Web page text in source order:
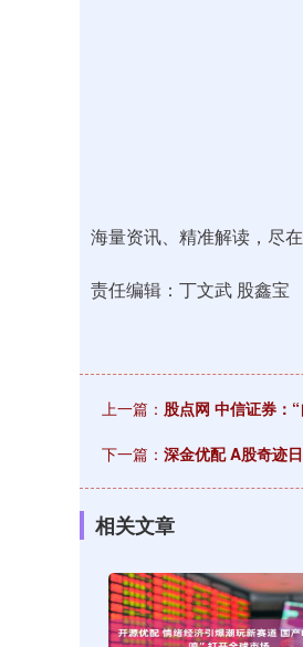
海量资讯、精准解读，尽
责任编辑：丁文武 股鑫宝
上一篇： 股点网 中信证券：
下一篇： 深金优配 A股奇迹
相关文章